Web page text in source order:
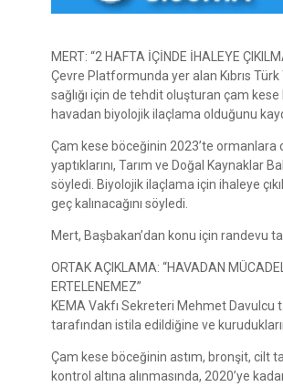
MERT: “2 HAFTA İÇİNDE İHALEYE
Çevre Platformunda yer alan Kıbrıs
sağlığı için de tehdit oluşturan çam
havadan biyolojik ilaçlama olduğunu
Çam kese böceğinin 2023’te
yaptıklarını, Tarım ve Doğal
söyledi. Biyolojik ilaçlama için ihaleye
geç kalınacağını söyledi.
Mert, Başbakan’dan konu için randevu
ORTAK AÇIKLAMA: “HAVADAN
ERTELENEMEZ”
KEMA Vakfı Sekreteri Mehmet
tarafından istila edildiğine ve
Çam kese böceğinin astım, bronşit, cilt
kontrol altına alınmasında, 2020’ye